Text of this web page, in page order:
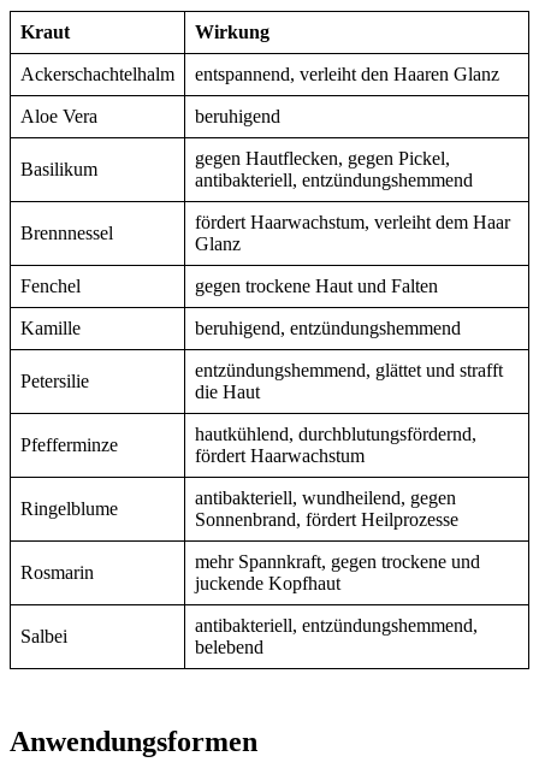
Kraut Wirkung
Ackerschachtelhalm entspannend, verleiht den Haaren Glanz
Aloe Vera beruhigend
Basilikum
gegen Hautflecken, gegen Pickel,
antibakteriell, entzündungshemmend
Brennnessel
fördert Haarwachstum, verleiht dem Haar
Glanz
Fenchel gegen trockene Haut und Falten
Kamille beruhigend, entzündungshemmend
Petersilie
entzündungshemmend, glättet und strafft
die Haut
Pfefferminze
hautkühlend, durchblutungsfördernd,
fördert Haarwachstum
Ringelblume
antibakteriell, wundheilend, gegen
Sonnenbrand, fördert Heilprozesse
Rosmarin
mehr Spannkraft, gegen trockene und
juckende Kopfhaut
Salbei
antibakteriell, entzündungshemmend,
belebend
Anwendungsformen